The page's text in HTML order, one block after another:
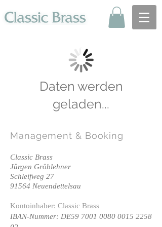
Daten werden
geladen...
Management & Booking
Classic Brass
Jürgen Gröblehner
Schleifweg 27
91564 Neuendettelsau
Kontoinhaber: Classic Brass
IBAN-Nummer: DE59 7001 0080 0015 2258